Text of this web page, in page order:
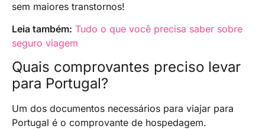
sem maiores transtornos!
Leia também: Tudo o que você precisa saber sobre
seguro viagem
Quais comprovantes preciso levar
para Portugal?
Um dos documentos necessários para viajar para
Portugal é o comprovante de hospedagem.